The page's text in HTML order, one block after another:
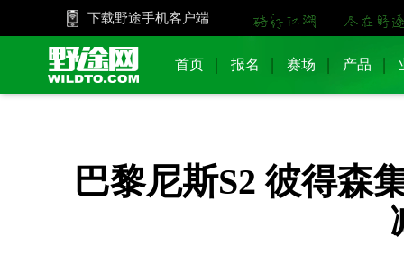
下载野途手机客户端
首页 报名 赛场 产品
巴黎尼斯S2 彼得森